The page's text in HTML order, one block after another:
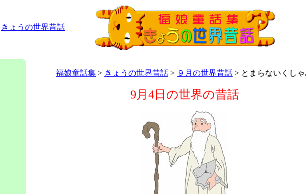
きょうの世界昔話
福娘童話集 > きょうの世界昔話 > ９月の世界昔話 > とまらないくしゃ
9月4日の世界の昔話